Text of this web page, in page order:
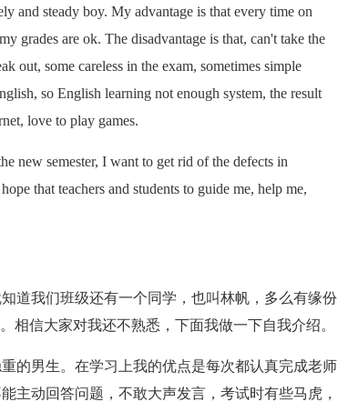
and steady boy. My advantage is that every time on
grades are ok. The disadvantage is that, can't take the
out, some careless in the exam, sometimes simple
so English learning not enough system, the result
love to play games.
new semester, I want to get rid of the defects in
that teachers and students to guide me, help me,
道我们班级还有一个同学，也叫林帆，多么有缘份
信大家对我还不熟悉，下面我做一下自我介绍。
的男生。在学习上我的优点是每次都认真完成老师
主动回答问题，不敢大声发言，考试时有些马虎，